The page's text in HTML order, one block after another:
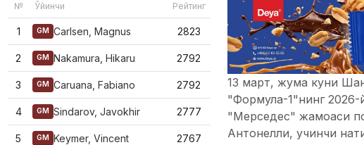
№ Ўйинчи Рейтинг
1 GM Carlsen, Magnus 2823
2 GM Nakamura, Hikaru 2792
3 GM Caruana, Fabiano 2792
4 GM Sindarov, Javokhir 2777
5 GM Keymer, Vincent 2767
13 март, жума куни
"Формула-1"нинг 2026-
"Мерседес" жамоаси
Антонелли, учинчи